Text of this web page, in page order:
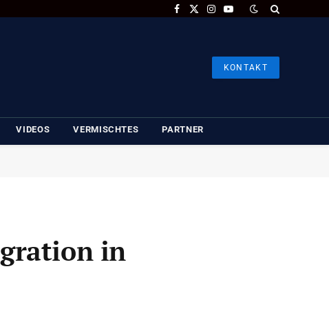
Facebook
X
Instagram
YouTube
KONTAKT
VIDEOS VERMISCHTES PARTNER
in